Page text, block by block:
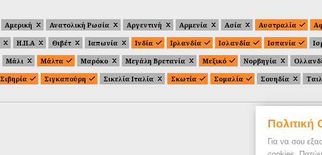
Πολιτική
Για να σου
Αμερική Ανατολική Ρωσία Αργεντινή Αρμενία Ασία Αυστραλία
Η.Π.Α Θιβέτ Ιαπωνία Ινδία Ιρλανδία Ισλανδία Ισπανία
Μάλι Μάλτα Μαρόκο Μεγάλη Βρετανία Μεξικό Νορβηγία
Σιβηρία Σιγκαπούρη Σικελία Ιταλία Σκωτία Σομαλία Σουηδία